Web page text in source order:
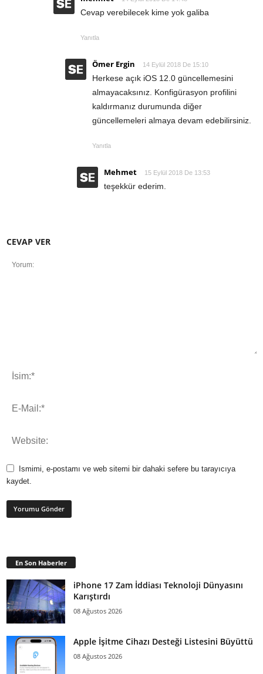
Cevap verebilecek kime yok galiba
Yanıtla
Ömer Ergin 14 Eylül 2018 De 15:10
Herkese açık iOS 12.0 güncellemesini
almayacaksınız. Konfigürasyon profilini
kaldırmanız durumunda diğer
güncellemeleri almaya devam edebilirsiniz.
Yanıtla
Mehmet 15 Eylül 2018 De 13:53
teşekkür ederim.
CEVAP VER
Ismimi, e-postamı ve web sitemi bir dahaki sefere bu tarayıcıya
kaydet.
En Son Haberler
iPhone 17 Zam İddiası Teknoloji Dünyasını
Karıştırdı
08 Ağustos 2026
Apple İşitme Cihazı Desteği Listesini Büyüttü
08 Ağustos 2026